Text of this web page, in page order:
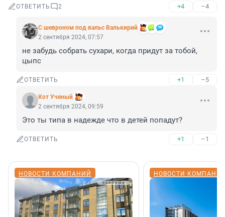
ОТВЕТИТЬ 2 +4 –4
С шевроном под вальс Валькирий
2 сентября 2024, 07:57
не забудь собрать сухари, когда придут за тобой,
цыпс
ОТВЕТИТЬ +1 –5
Кот Ученый
2 сентября 2024, 09:59
Это ты типа в надежде что в детей попадут?
ОТВЕТИТЬ +1 –1
НОВОСТИ КОМПАНИЙ НОВОСТИ